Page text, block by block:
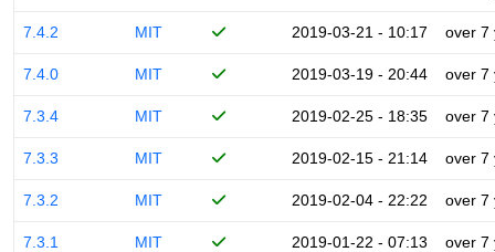
7.4.2 MIT 2019-03-21 - 10:17 over 7
7.4.0 MIT 2019-03-19 - 20:44 over 7
7.3.4 MIT 2019-02-25 - 18:35 over 7
7.3.3 MIT 2019-02-15 - 21:14 over 7
7.3.2 MIT 2019-02-04 - 22:22 over 7
7.3.1 MIT 2019-01-22 - 07:13 over 7